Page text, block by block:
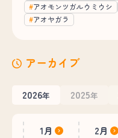
アオモンツガルウミウシ
アオヤガラ
アーカイブ
2026年 2025年
1月 2月